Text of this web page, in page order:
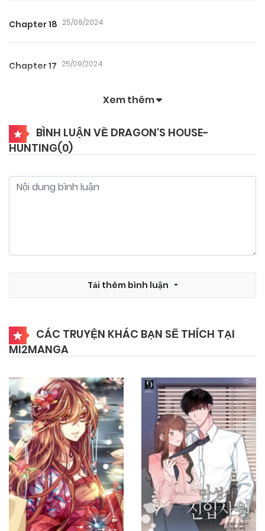
Chapter 18 25/09/2024
Chapter 17 25/09/2024
Chapter 15 25/09/2024
Chapter 14 25/09/2024
Chapter 10 25/09/2024
Chapter 9 25/09/2024
Chapter 8 25/09/2024
Chapter 7 25/09/2024
Chapter 6 25/09/2024
Xem thêm
BÌNH LUẬN VỀ DRAGON'S HOUSE-
HUNTING(0)
Tải thêm bình luận
CÁC TRUYỆN KHÁC BẠN SẼ THÍCH TẠI
MI2MANGA